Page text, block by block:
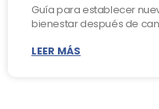
Guía para establecer
bienestar después de
LEER MÁS